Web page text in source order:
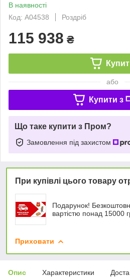
В наявності
Код: А04538
Роздріб
115 938 ₴
або
Купити з
Що таке купити з Пром?
Замовлення під захистом
При купівлі цього товару
Подарунок!
вартістю понад 15000
Приховати
Опис Характеристики